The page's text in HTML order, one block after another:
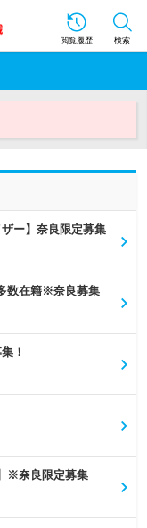
閲覧履歴 検索
ー】奈良限定募集
数在籍※奈良募集
！
※奈良限定募集